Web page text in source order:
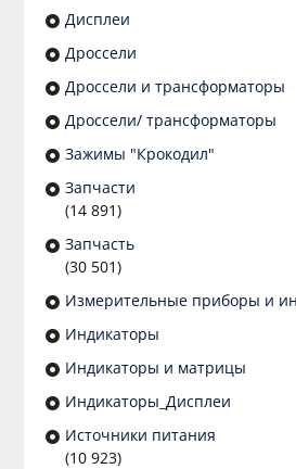
Дисплеи
Дроссели
Дроссели и трансформаторы
Дроссели/ трансформаторы
Зажимы "Крокодил"
Запчасти
(14 891)
Запчасть
(30 501)
Измерительные приборы и
Индикаторы
Индикаторы и матрицы
Индикаторы_Дисплеи
Источники питания
(10 923)